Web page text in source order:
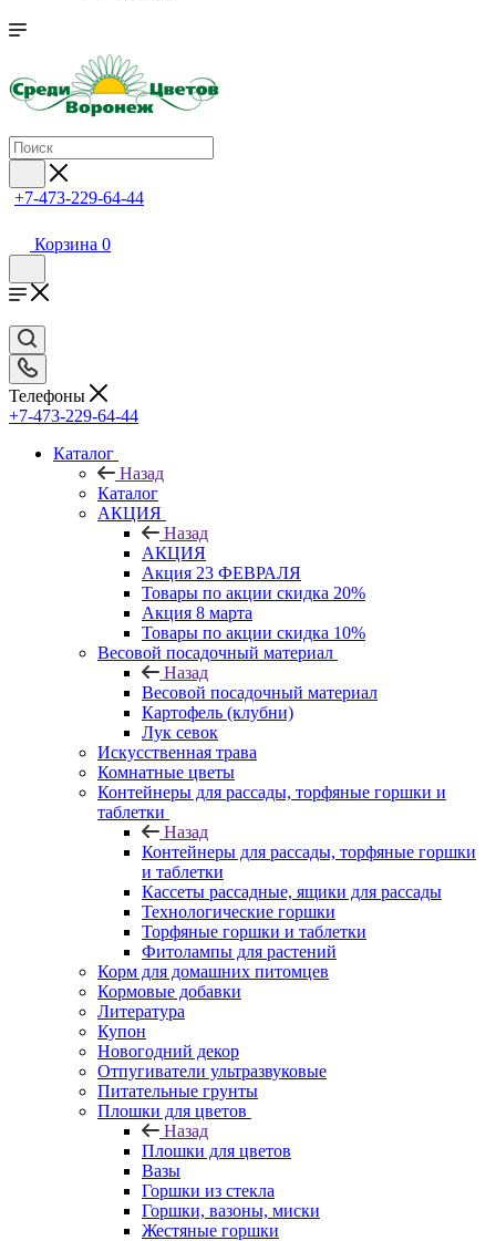
+7-473-229-64-44
Корзина 0
Телефоны
+7-473-229-64-44
Каталог
Назад
Каталог
АКЦИЯ
Назад
АКЦИЯ
Акция 23 ФЕВРАЛЯ
Товары по акции скидка 20%
Акция 8 марта
Товары по акции скидка 10%
Весовой посадочный материал
Назад
Весовой посадочный материал
Картофель (клубни)
Лук севок
Искусственная трава
Комнатные цветы
Контейнеры для рассады, торфяные горшки и
таблетки
Назад
Контейнеры для рассады, торфяные горшки
и таблетки
Кассеты рассадные, ящики для рассады
Технологические горшки
Торфяные горшки и таблетки
Фитолампы для растений
Корм для домашних питомцев
Кормовые добавки
Литература
Купон
Новогодний декор
Отпугиватели ультразвуковые
Питательные грунты
Плошки для цветов
Назад
Плошки для цветов
Вазы
Горшки из стекла
Горшки, вазоны, миски
Жестяные горшки